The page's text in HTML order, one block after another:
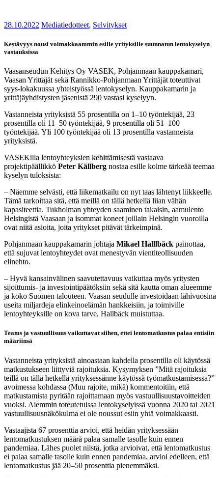
28.10.2022 Mediatiedotteet, Selvitykset
Kestävyys nousi voimakkaammin esille yrityksille suunnatun lentokyselyn
vastauksissa
Vaasanseudun Kehitys Oy VASEK, Pohjanmaan kauppakamari,
Vaasan Yrittäjät sekä Rannikko-Pohjanmaan Yrittäjät toteuttivat
syys-lokakuussa yhteistyössä lentokyselyn. Kauppakamarin ja
yrittäjäyhdistysten jäsenistä 290 vastasi kyselyyn.
Vastanneista yrityksistä 55 prosentilla on 1–10 työntekijää, 23
prosentilla oli 11–50 työntekijää, 9 prosentilla oli 51–100
työntekijää. Yli 100 työntekijää oli 13 prosentilla vastanneista
yrityksistä.
VASEKilla lentoyhteyksien kehittämisestä vastaava
projektipäällikkö Peter Källberg nostaa esille kolme tärkeää teemaa
kyselyn tuloksista:
– Näemme selvästi, että liikematkailu on nyt taas lähtenyt liikkeelle.
Tämä tarkoittaa sitä, että meillä on tällä hetkellä liian vähän
kapasiteettia. Tukholman yhteyden saaminen takaisin, aamulento
Helsingistä Vaasaan ja isommat koneet joillain Helsingin vuoroilla
ovat niitä asioita, joita yritykset pitävät tärkeimpinä.
Pohjanmaan kauppakamarin johtaja Mikael Halllbäck painottaa,
että sujuvat lentoyhteydet ovat menestyvän vientiteollisuuden
elinehto.
– Hyvä kansainvälinen saavutettavuus vaikuttaa myös yritysten
sijoittumis- ja investointipäätöksiin sekä sitä kautta oman alueemme
ja koko Suomen talouteen. Vaasan seudulle investoidaan lähivuosina
useita miljardeja elinkeinoelämän hankkeisiin, ja toimiville
lentoyhteyksille on kova tarve, Hallbäck muistuttaa.
Teams ja vastuullisuus vaikuttavat siihen, ettei lentomatkustus palaa entisiin
määriinsä
Vastanneista yrityksistä ainoastaan kahdella prosentilla oli käytössä
matkustukseen liittyviä rajoituksia. Kysymyksen ”Mitä rajoituksia
teillä on tällä hetkellä yrityksessänne käytössä työmatkustamisessa?”
avoimessa kohdassa (Muu rajoite, mikä) kommentoitiin, että
matkustamista pyritään rajoittamaan myös vastuullisuustavoitteiden
vuoksi. Aiemmin toteutetuissa lentokyselyissä vuonna 2020 tai 2021
vastuullisuusnäkökulma ei ole noussut esiin yhtä voimakkaasti.
Vastaajista 67 prosenttia arvioi, että heidän yrityksessään
lentomatkustuksen määrä palaa samalle tasolle kuin ennen
pandemiaa. Lähes puolet niistä, jotka arvioivat, että lentomatkustus
ei palaa samalle tasolle kuin ennen pandemiaa, arvioi edelleen, että
lentomatkustus jää 20–50 prosenttia pienemmäksi.